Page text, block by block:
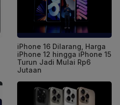
iPhone 16 Dilarang, Harga
iPhone 12 hingga iPhone 15
Turun Jadi Mulai Rp6
Jutaan